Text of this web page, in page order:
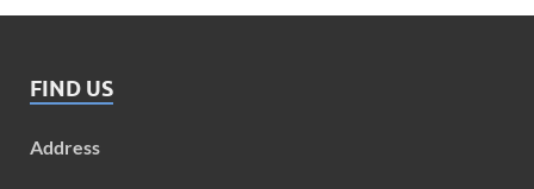
FIND US
Address